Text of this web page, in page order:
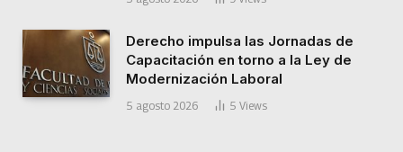
Derecho impulsa las Jornadas de
Capacitación en torno a la Ley de
Modernización Laboral
5 agosto 2026 5 Views